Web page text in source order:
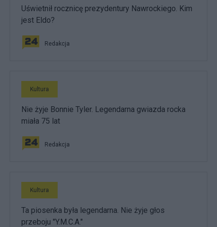
Uświetnił rocznicę prezydentury Nawrockiego. Kim
jest Eldo?
Redakcja
Kultura
Nie żyje Bonnie Tyler. Legendarna gwiazda rocka
miała 75 lat
Redakcja
Kultura
Ta piosenka była legendarna. Nie żyje głos
przeboju "Y.M.C.A."